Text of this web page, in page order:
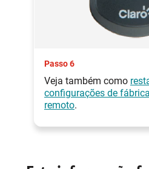
Passo 6
Veja também como
configurações de
remoto.